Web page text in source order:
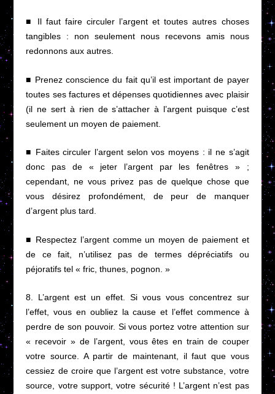
■ Il faut faire circuler l’argent et toutes autres choses
tangibles : non seulement nous recevons amis nous
redonnons aux autres.
■ Prenez conscience du fait qu’il est important de payer
toutes ses factures et dépenses quotidiennes avec plaisir
(il ne sert à rien de s’attacher à l’argent puisque c’est
seulement un moyen de paiement.
■ Faites circuler l’argent selon vos moyens : il ne s’agit
donc pas de « jeter l’argent par les fenêtres » ;
cependant, ne vous privez pas de quelque chose que
vous désirez profondément, de peur de manquer
d’argent plus tard.
■ Respectez l’argent comme un moyen de paiement et
de ce fait, n’utilisez pas de termes dépréciatifs ou
péjoratifs tel « fric, thunes, pognon. »
8. L’argent est un effet. Si vous vous concentrez sur
l’effet, vous en oubliez la cause et l’effet commence à
perdre de son pouvoir. Si vous portez votre attention sur
« recevoir » de l’argent, vous êtes en train de couper
votre source. A partir de maintenant, il faut que vous
cessiez de croire que l’argent est votre substance, votre
source, votre support, votre sécurité ! L’argent n’est pas